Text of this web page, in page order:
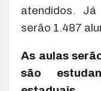
atendidos.
serão 1.487
As aulas
são